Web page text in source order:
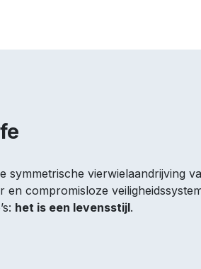
symmetrische vierwielaandrijving
compromisloze
het is een levensstijl.